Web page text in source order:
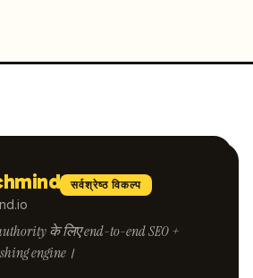
सर्वश्रेष्ठ विकल्प
के लिए end-to-end SEO +
engine।